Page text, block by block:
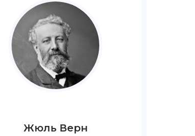
Жюль Верн